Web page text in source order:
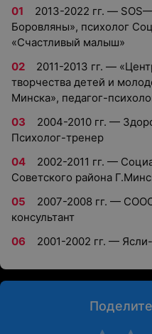
2013-2022 гг. —
Боровляны», психолог
«Счастливый малыш»
2011-2013 гг. —
творчества детей и
Минска», педагог-
2004-2010 гг. —
Психолог-тренер
2002-2011 гг. —
Советского района
2007-2008 гг. —
консультант
2001-2002 гг. —